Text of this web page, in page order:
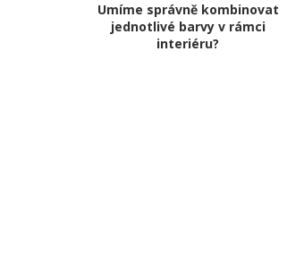
Umíme správně kombinovat
jednotlivé barvy v rámci
interiéru?